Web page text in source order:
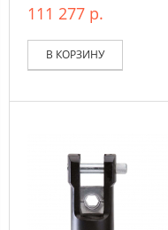
111 277 р.
В КОРЗИНУ